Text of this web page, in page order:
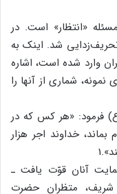
«انتظار» است. در
شد. اینک به
وارد شده است، اشاره
نمونه، شماری از آنها را
فرمود: «هر کس که در
خداوند اجر هزار
آنان قوّت یافت ـ
شریف، متظران حضرت